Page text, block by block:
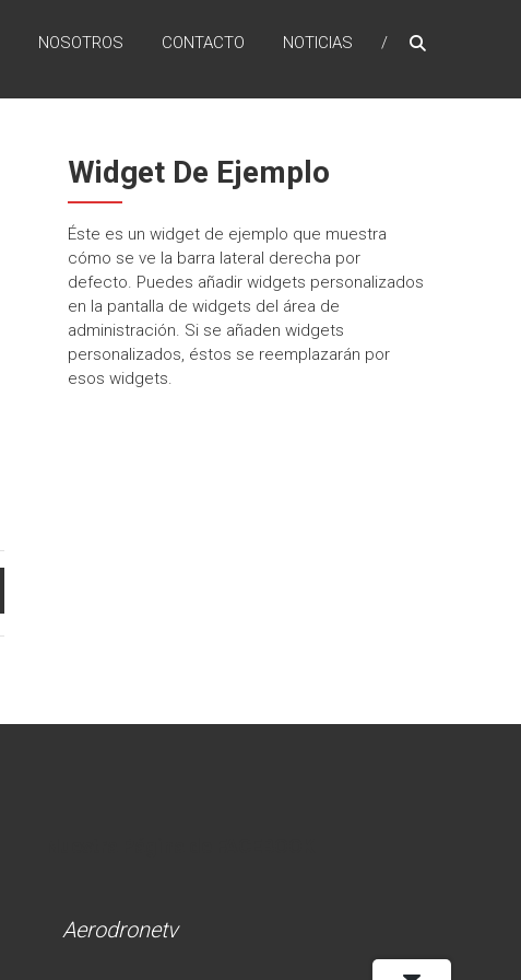
NOSOTROS CONTACTO NOTICIAS
Widget De Ejemplo
Éste es un widget de ejemplo que muestra
cómo se ve la barra lateral derecha por
defecto. Puedes añadir widgets personalizados
en la pantalla de widgets del área de
administración. Si se añaden widgets
personalizados, éstos se reemplazarán por
esos widgets.
Aerodronetv